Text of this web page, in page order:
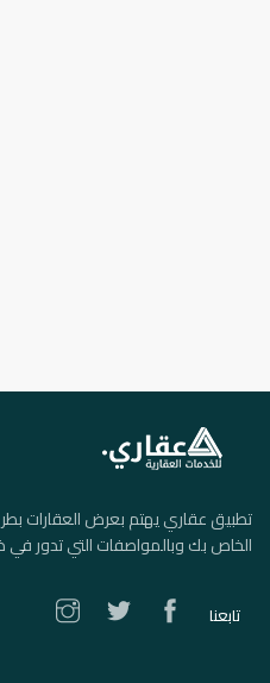
تطبيق عقاري يهتم بعرض العقارات
الخاص بك وبالمواصفات التي تدور
تابعنا